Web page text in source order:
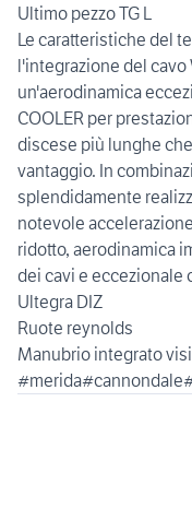
Ultimo pezzo TG L
Le caratteristiche del
l'integrazione del cavo
un'aerodinamica
COOLER per
discese più lunghe
vantaggio. In
splendidamente
notevole
ridotto, aerodinamica
dei cavi e eccezionale
Ultegra DIZ
Ruote reynolds
Manubrio integrato